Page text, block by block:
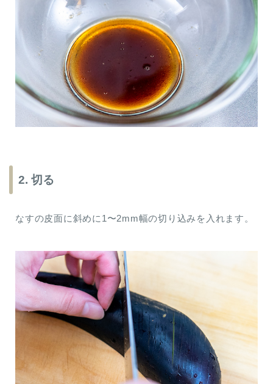
2. 切る
なすの皮面に斜めに1〜2mm幅の切り込みを入れます。